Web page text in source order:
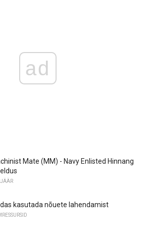
ad
Mate (MM) - Navy Enlisted Hinnang
kasutada nõuete lahendamist